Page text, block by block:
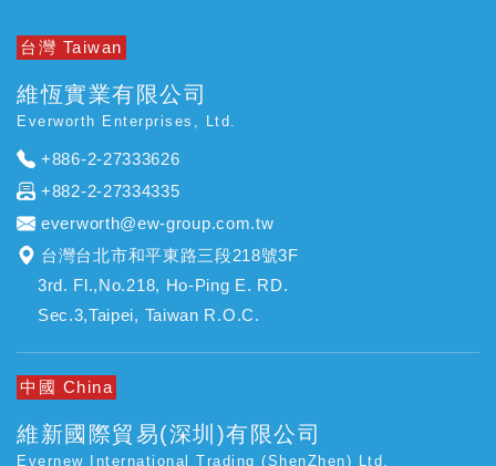
台灣 Taiwan
維恆實業有限公司
Everworth Enterprises, Ltd.
+886-2-27333626
+882-2-27334335
everworth@ew-group.com.tw
台灣台北市和平東路三段218號3F
3rd. Fl.,No.218, Ho-Ping E. RD.
Sec.3,Taipei, Taiwan R.O.C.
中國 China
維新國際貿易(深圳)有限公司
Evernew International Trading (ShenZhen) Ltd.